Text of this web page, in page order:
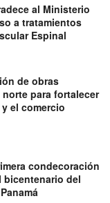
al Ministerio
a tratamientos
Espinal
de obras
para fortalecer
el comercio
condecoración
bicentenario del